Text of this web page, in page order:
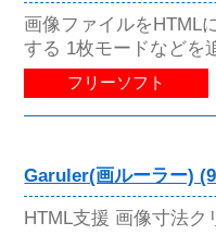
画像ファイルをHTML
する 1枚モードなどを
フリーソフト
Garuler(画ルーラー)
HTML支援 画像寸法ク